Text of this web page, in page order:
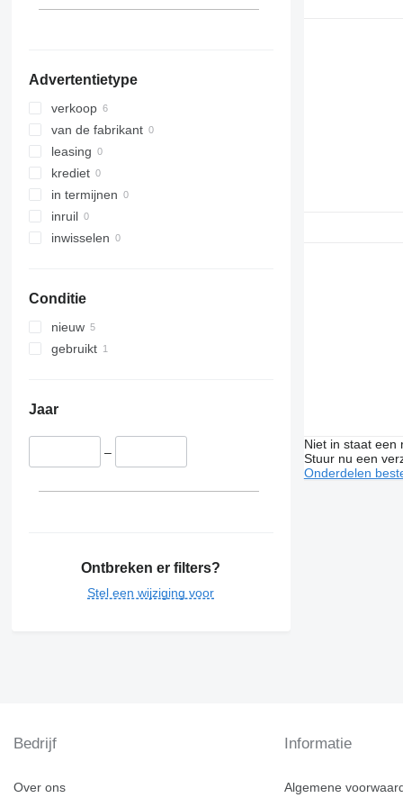
Advertentietype
verkoop
van de fabrikant
leasing
krediet
in termijnen
inruil
inwisselen
Conditie
nieuw
gebruikt
Jaar
–
Ontbreken er filters?
Stel een wijziging voor
Niet in staat een
Stuur nu een
Onderdelen
Bedrijf
Over ons
Informatie
Algemene